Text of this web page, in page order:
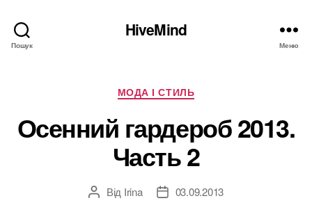
Пошук
HiveMind
Меню
Категорії
МОДА І СТИЛЬ
Осенний гардероб 2013.
Часть 2
Автор
Від Irina
Дата03.09.2013